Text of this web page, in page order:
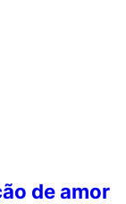
de amor